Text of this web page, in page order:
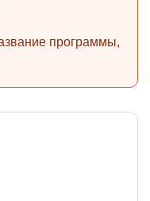
программы,